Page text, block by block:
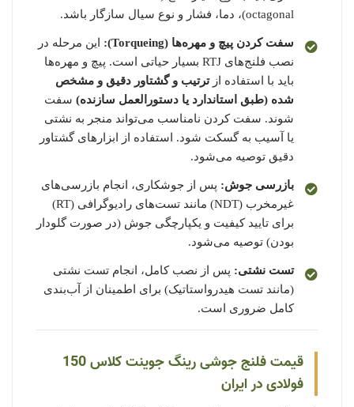
octagonal)، دما، فشار و نوع سیال سازگار باشد.
سفت کردن پیچ و مهره‌ها (Torqueing):
این مرحله در
نصب فلنج‌های RTJ بسیار حیاتی است. پیچ و مهره‌ها
باید با استفاده ازترتیب و گشتاور دقیق و مشخص
شده (طبق استاندارد یا دستورالعمل سازنده) سفت
شوند. سفت کردن نامناسب می‌تواند منجر به نشتی
یا آسیب به گسکت شود. استفاده از ابزارهای گشتاور
دقیق توصیه می‌شود.
بازرسی جوش: پس از جوشکاری، انجام بازرسی‌های
غیرمخرب (NDT) مانند تست‌های رادیوگرافی (RT)
برای تایید کیفیت و یکپارچگی جوش (در صورت گلودار
بودن) توصیه می‌شود.
تست نشتی: پس از نصب کامل، انجام تست نشتی
(مانند تست هیدرواستاتیک) برای اطمینان از آب‌بندی
کامل ضروری است.
قیمت فلنج جوشی رینگ جوینت کلاس 150
فولادی در ایران